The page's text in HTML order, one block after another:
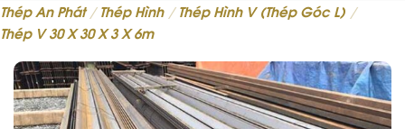
Thép An Phát / Thép Hình / Thép Hình V (thép Góc L) /
Thép V 30 X 30 X 3 X 6m